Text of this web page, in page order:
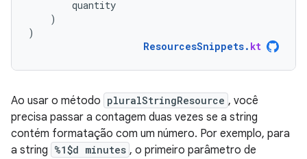
quantity
)
)
ResourcesSnippets. kt
Ao usar o método pluralStringResource , você
precisa passar a contagem duas vezes se a string
contém formatação com um número. Por exemplo, para
a string %1$d minutes , o primeiro parâmetro de